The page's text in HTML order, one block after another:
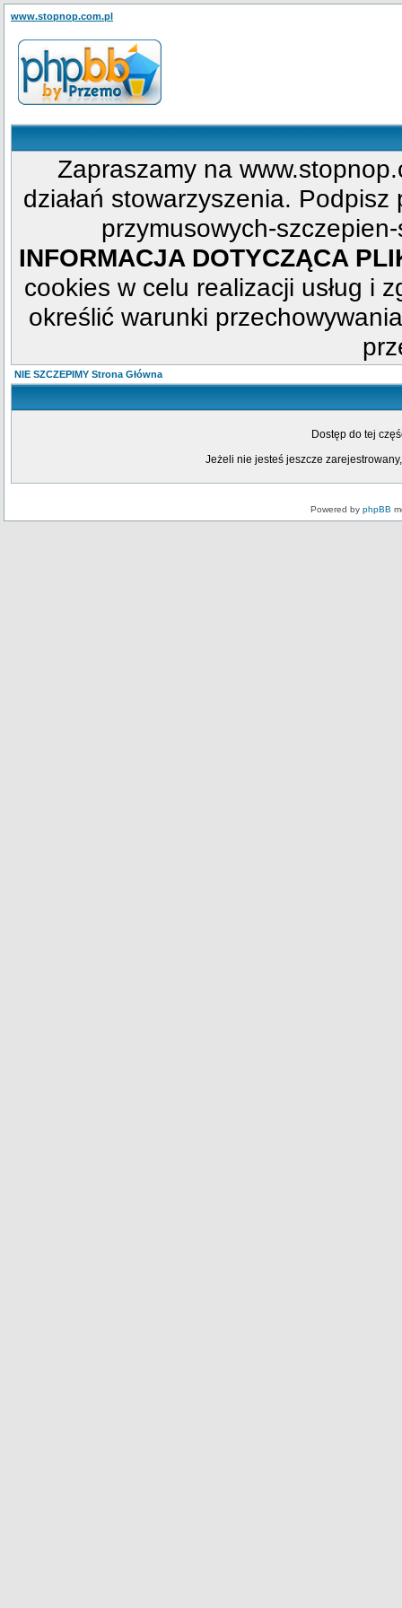
www.stopnop.com.pl
Zapraszamy na
działań stowarzyszenia.
przymusowych-
INFORMACJA DOTYCZĄCA
cookies w celu realizacji usług i
określić warunki
NIE SZCZEPIMY Strona Główna
Dostęp do tej
Jeżeli nie jesteś jeszcze
Powered by phpBB